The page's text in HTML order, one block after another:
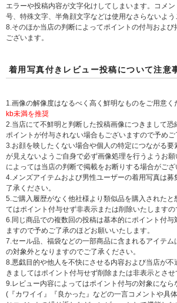
エラーや投稿内容が文字化けしてしまいます。コメ
号、特殊文字、半角顔文字などは使用なさらないよう
8.そのほか当店の判断によってポイントの付与およ
ございます。
着用写真付きレビュー投稿について注意
1.画像の解像度はなるべく高く鮮明なものをご用意く
kb未満を推奨
2.当店にて不鮮明と判断した投稿画像につきまして恐
ポイントが付与されない場合もございますので予めご
3.お顔を映したくない場合や個人の特定につながる
が見えないようご自身で必ず画像処理を行うようお
によっては当店の判断で掲載をお断りする場合がござ
4.メンズアイテムおよび男性ユーザーの着用写真は
了承ください。
5.ご購入履歴がなく他社様より類似品を購入された
てはポイント付与せず非表示または削除いたしますの
6.同じ商品での複数回の投稿は基本的にポイント付与
ますので予めご了承のほどお願いいたします。
7.セール品、福袋などの一部商品に含まれるアイテ
の対象外となりますのでご了承ください。
8.悪戯目的や他人を不快にさせる内容および当店が不
きましてはポイント付与せず削除または非表示とさせ
9.レビュー内容によってはポイント付与の対象になら
(『カワイイ』『良かった』などの一言コメントや具